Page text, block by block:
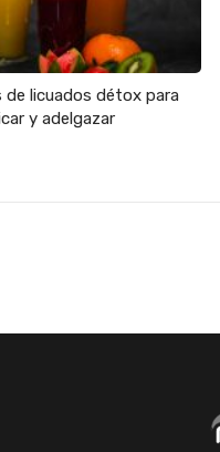
de licuados détox para
y adelgazar